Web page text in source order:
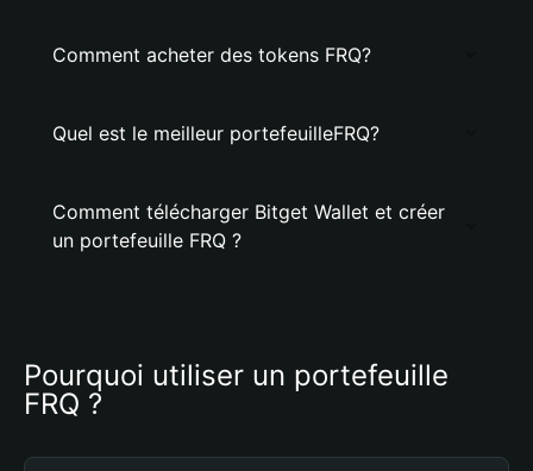
Comment acheter des tokens FRQ?
Quel est le meilleur portefeuilleFRQ?
Comment télécharger Bitget Wallet et créer
un portefeuille FRQ ?
Pourquoi utiliser un portefeuille
FRQ ?